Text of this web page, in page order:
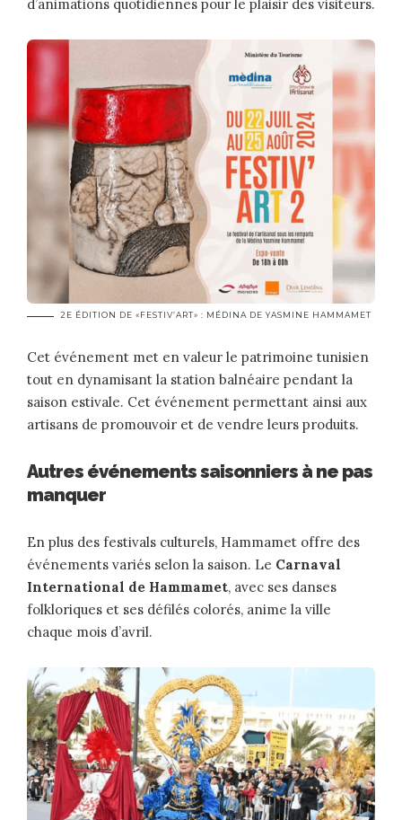
d’animations quotidiennes pour le plaisir des visiteurs.
2E ÉDITION DE «FESTIV’ART» : MÉDINA DE YASMINE HAMMAMET
Cet événement met en valeur le patrimoine tunisien
tout en dynamisant la station balnéaire pendant la
saison estivale. Cet événement permettant ainsi aux
artisans de promouvoir et de vendre leurs produits.
Autres événements saisonniers à ne pas
manquer
En plus des festivals culturels, Hammamet offre des
événements variés selon la saison. Le Carnaval
International de Hammamet, avec ses danses
folkloriques et ses défilés colorés, anime la ville
chaque mois d’avril.